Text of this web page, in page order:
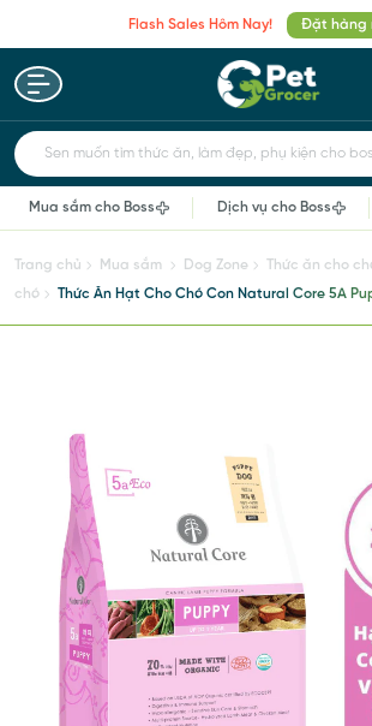
Flash Sales Hôm Nay! Đặt hàng
Sen muốn tìm thức ăn, làm đẹp, phụ kiện cho
Mua sắm cho Boss Dịch vụ cho Boss
Trang chủ Mua sắm Dog Zone Thức ăn cho
chó
Thức Ăn Hạt Cho Chó Con Natural Core 5A